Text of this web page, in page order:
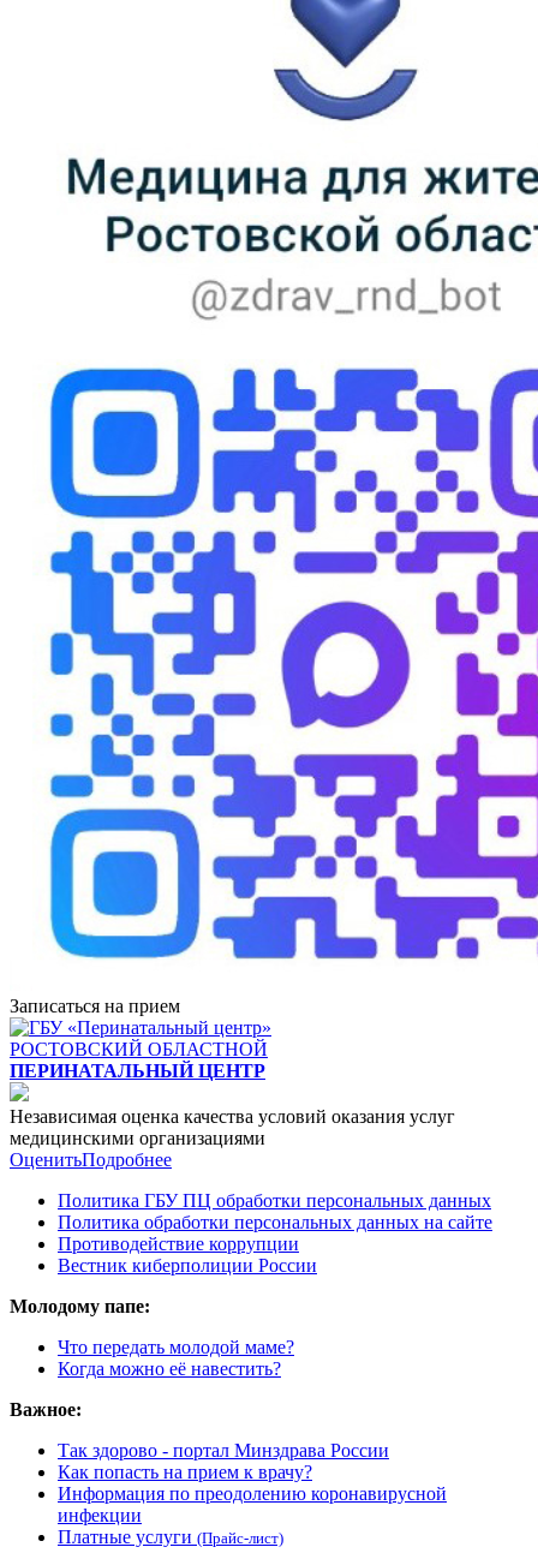
Записаться на прием
РОСТОВСКИЙ ОБЛАСТНОЙ
ПЕРИНАТАЛЬНЫЙ ЦЕНТР
Независимая оценка качества условий оказания услуг
медицинскими организациями
ОценитьПодробнее
Политика ГБУ ПЦ обработки персональных данных
Политика обработки персональных данных на сайте
Противодействие коррупции
Вестник киберполиции России
Молодому папе:
Что передать молодой маме?
Когда можно её навестить?
Важное:
Так здорово - портал Минздрава России
Как попасть на прием к врачу?
Информация по преодолению коронавирусной
инфекции
Платные услуги (Прайс-лист)